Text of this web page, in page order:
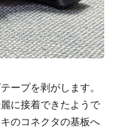
ープを剥がします。
に接着できたようで
のコネクタの基板へ